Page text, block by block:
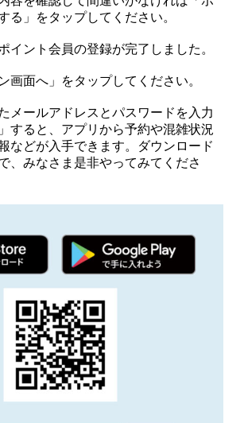
る」をタップしてください。
イント会員の登録が完了しました。
画面へ」をタップしてください。
メールアドレスとパスワードを入力
すると、アプリから予約や混雑状況
などが入手できます。ダウンロード
、みなさま是非やってみてくださ